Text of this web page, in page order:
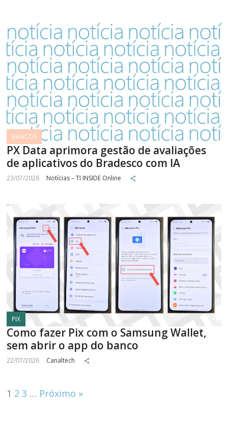
BANCOS
PX Data aprimora gestão de avaliações
de aplicativos do Bradesco com IA
23/07/2026 Notícias – TI INSIDE Online
PIX
Como fazer Pix com o Samsung Wallet,
sem abrir o app do banco
22/07/2026 Canaltech
1 2 3 … Próximo »